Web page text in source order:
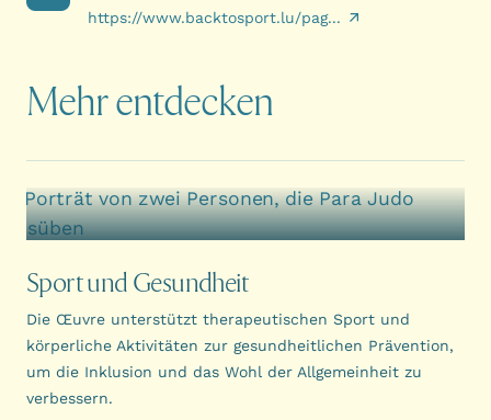
https://www.backtosport.lu/pag...
Mehr entdecken
Sport und Gesundheit
Die Œuvre unterstützt therapeutischen Sport und
körperliche Aktivitäten zur gesundheitlichen Prävention,
um die Inklusion und das Wohl der Allgemeinheit zu
verbessern.